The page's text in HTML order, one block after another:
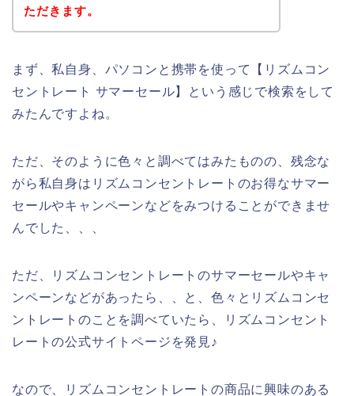
ただきます。
まず、私自身、パソコンと携帯を使って【リズムコン
セントレート サマーセール】という感じで検索をして
みたんですよね。
ただ、そのように色々と調べてはみたものの、残念な
がら私自身はリズムコンセントレートのお得なサマー
セールやキャンペーンなどをみつけることができませ
んでした、、、
ただ、リズムコンセントレートのサマーセールやキャ
ンペーンなどがあったら、、と、色々とリズムコンセ
ントレートのことを調べていたら、リズムコンセント
レートの公式サイトページを発見♪
なので、リズムコンセントレートの商品に興味のある